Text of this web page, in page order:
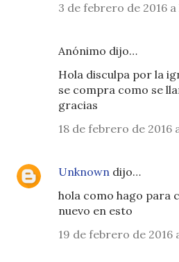
3 de febrero de 2016 a
Anónimo dijo…
Hola disculpa por la
se compra como se
gracias
18 de febrero de 2016
Unknown dijo…
hola como hago para
nuevo en esto
19 de febrero de 2016